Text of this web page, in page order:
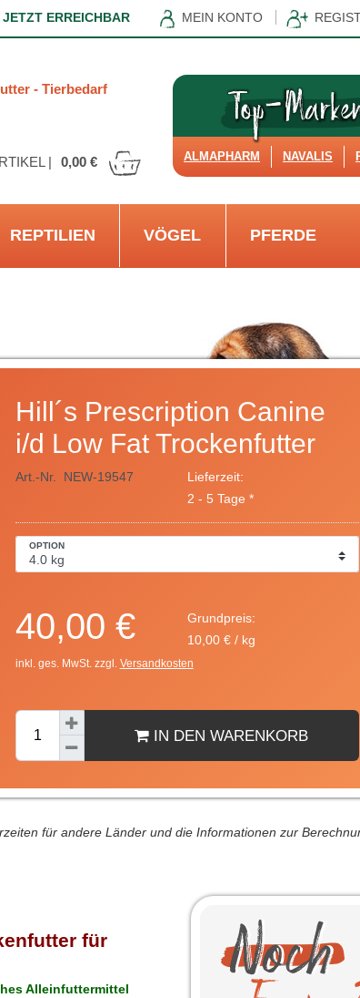
JETZT ERREICHBAR MEIN KONTO
- Tierbedarf
| 0,00 € ALMAPHARM NAVALIS
REPTILIEN VÖGEL PFERDE
Hill´s Prescription Canine
i/d Low Fat Trockenfutter
Art.-Nr. NEW-19547
Lieferzeit:
2 - 5 Tage *
OPTION
40,00 €
Grundpreis:
10,00 € / kg
inkl. ges. MwSt. zzgl. Versandkosten
IN DEN WARENKORB
für andere Länder und die Informationen zur
für
Alleinfuttermittel